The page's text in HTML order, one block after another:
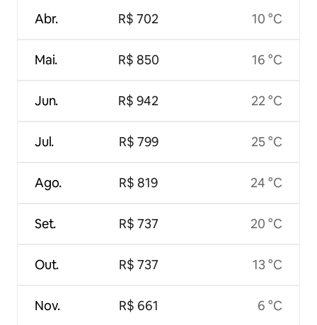
Abr.
Mai.
Jun.
Jul.
Ago.
Set.
Out.
Nov.
R$ 702
R$ 850
R$ 942
R$ 799
R$ 819
R$ 737
R$ 737
R$ 661
10 °C
16 °C
22 °C
25 °C
24 °C
20 °C
13 °C
6 °C